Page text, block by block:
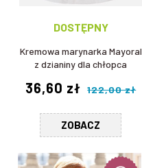
DOSTĘPNY
Kremowa marynarka Mayoral
z dzianiny dla chłopca
36,60 zł 122,00 zł
ZOBACZ